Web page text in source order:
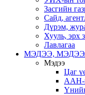
Засгийн
Сайд,
Дүрэм,
Хууль, эрх
Лавлагаа
МЭДЭЭ,
Мэдээ
Цаг
ААН-